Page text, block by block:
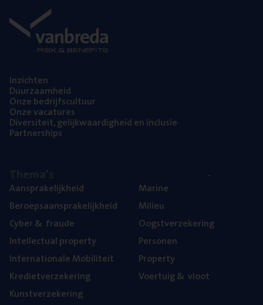
Inzich­ten
Duur­zaam­heid
Onze bedrijfs­cul­tuur
Onze vaca­tu­res
Diver­si­teit, gelijk­waar­dig­heid en inclusie
Part­ner­ships
Aan­spra­ke­lijk­heid
Beroeps­aan­spra­ke­lijk­heid
Cyber& fraude
Intel­lec­tu­al property
Inter­na­ti­o­na­le Mobiliteit
Kre­diet­ver­ze­ke­ring
Kunst­ver­ze­ke­ring
Mari­ne
Mili­eu
Oogst­ver­ze­ke­ring
Per­so­nen
Pro­per­ty
Voer­tuig& vloot